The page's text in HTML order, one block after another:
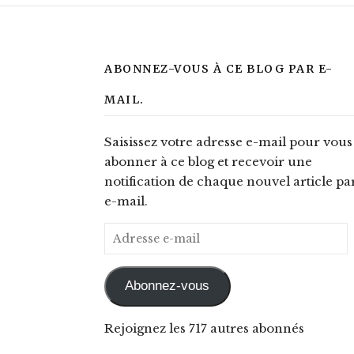
ABONNEZ-VOUS À CE BLOG PAR E-
MAIL.
Saisissez votre adresse e-mail pour vous
abonner à ce blog et recevoir une
notification de chaque nouvel article
e-mail.
Adresse e-mail
Abonnez-vous
Rejoignez les 717 autres abonnés